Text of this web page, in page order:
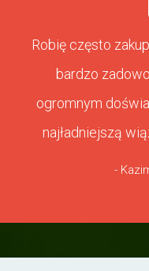
Robię często
bardzo
ogromnym
najładniejszą
-